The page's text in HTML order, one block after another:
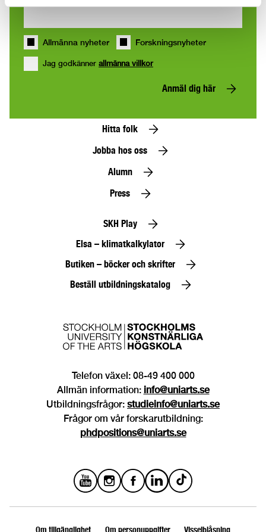
Allmänna nyheter Forskningsnyheter
Jag godkänner allmänna villkor
Anmäl dig här
Hitta folk
Jobba hos oss
Alumn
Press
SKH Play
Elsa – klimatkalkylator
Butiken – böcker och skrifter
Beställ utbildningskatalog
Telefon växel: 08-49 400 000
Allmän information: info@uniarts.se
Utbildningsfrågor: studieinfo@uniarts.se
Frågor om vår forskarutbildning:
phdpositions@uniarts.se
Om tillgänglighet Om personuppgifter Visselblåsning